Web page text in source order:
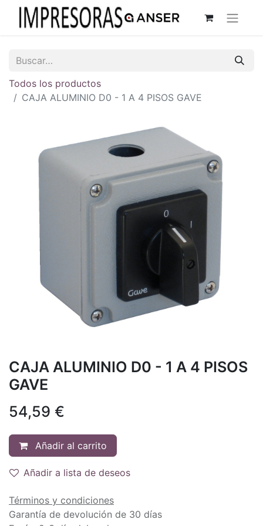
Todos los productos
CAJA ALUMINIO D0 - 1 A 4 PISOS GAVE
CAJA ALUMINIO D0 - 1 A 4 PISOS
GAVE
54,59 €
Añadir al carrito
Añadir a lista de deseos
Términos y condiciones
Garantía de devolución de 30 días